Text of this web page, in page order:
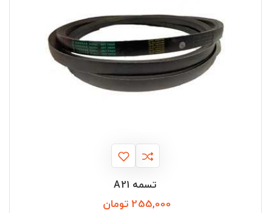
تسمه A21
255,000 تومان